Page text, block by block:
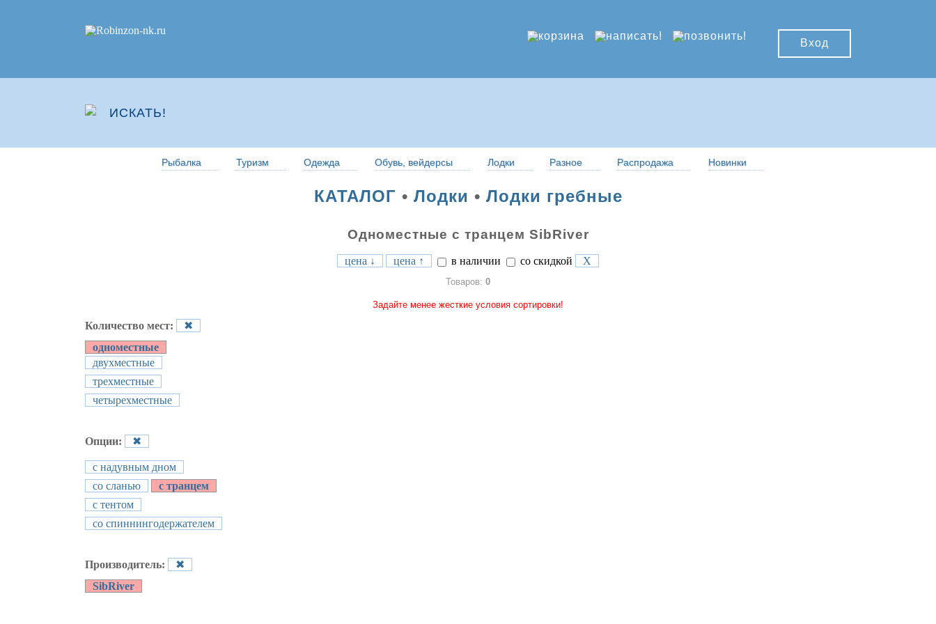
Вход
Рыбалка Туризм Одежда Обувь, вейдерсы Лодки Разное Распродажа Новинки
КАТАЛОГ • Лодки • Лодки гребные
Одноместные с транцем SibRiver
цена ↓ цена ↑ в наличии со скидкой X
Товаров: 0
Задайте менее жесткие условия сортировки!
Количество мест:
✖
одноместные
двухместные
трехместные
четырехместные
Опции: ✖
с надувным дном
со сланью
с транцем
с тентом
со спиннингодержателем
Производитель:
✖
SibRiver